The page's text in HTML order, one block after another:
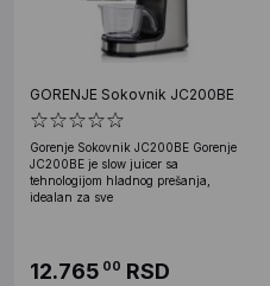
GORENJE Sokovnik JC200BE
Gorenje Sokovnik JC200BE Gorenje
JC200BE je slow juicer sa
tehnologijom hladnog prešanja,
idealan za sve
12.765 00 RSD